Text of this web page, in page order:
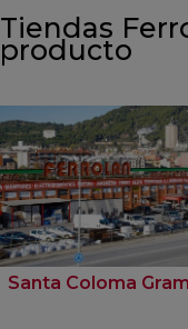
Tiendas
producto
Santa Coloma